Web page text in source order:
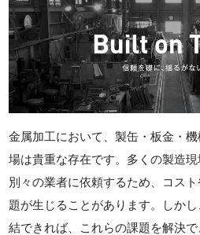
金属加工において、製缶・板金・
場は貴重な存在です。多くの製造
別々の業者に依頼するため、コス
題が生じることがあります。しか
結できれば、これらの課題を解決